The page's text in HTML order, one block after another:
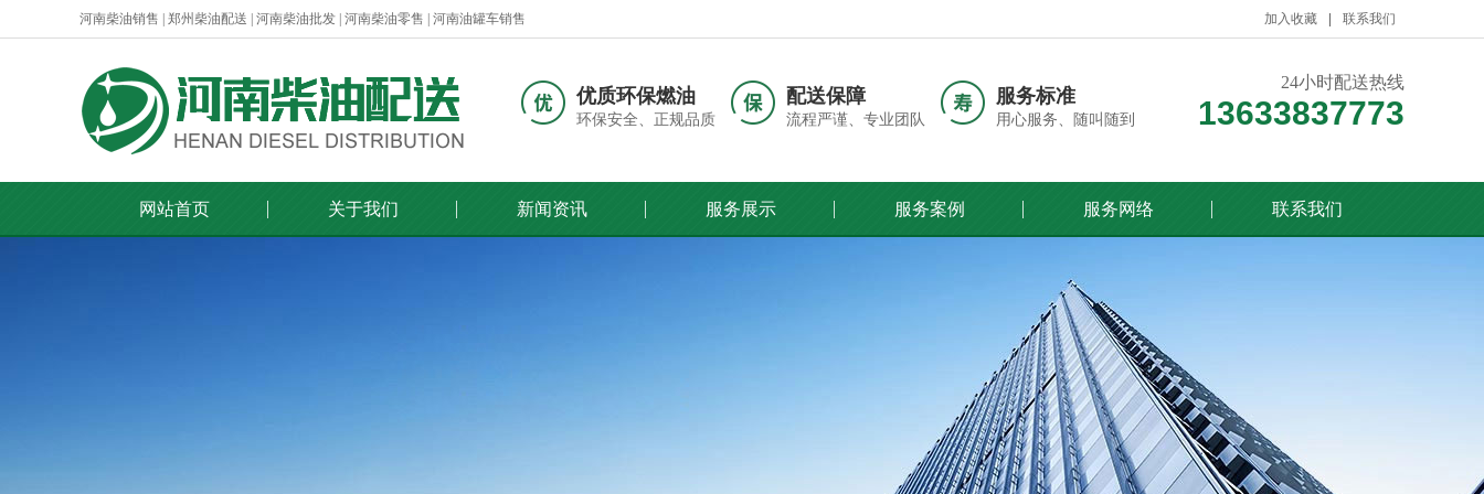
加入收藏 联系我们
河南柴油销售 | 郑州柴油配送 | 河南柴油批发 | 河南柴油零售 | 河南油罐车销售
优质环保燃油
环保安全、正规品质
配送保障
流程严谨、专业团队
服务标准
用心服务、随叫随到
24小时配送热线
13633837773
网站首页 关于我们 新闻资讯 服务展示 服务案例 服务网络 联系我们